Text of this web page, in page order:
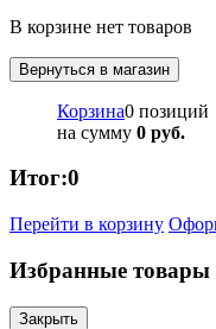
В корзине нет товаров
Вернуться в магазин
Корзина0 позиций
на сумму 0 руб.
Итог:0
Перейти в корзину
Избранные товары
Закрыть